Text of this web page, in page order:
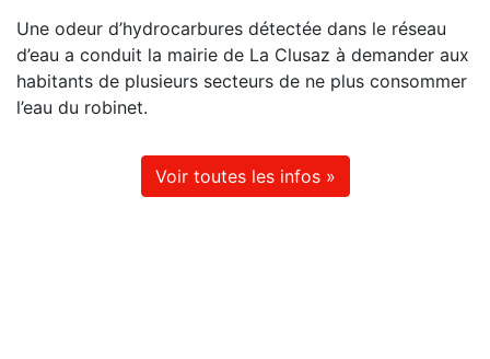
Une odeur d’hydrocarbures détectée dans le réseau
d’eau a conduit la mairie de La Clusaz à demander aux
habitants de plusieurs secteurs de ne plus consommer
l’eau du robinet.
Voir toutes les infos »